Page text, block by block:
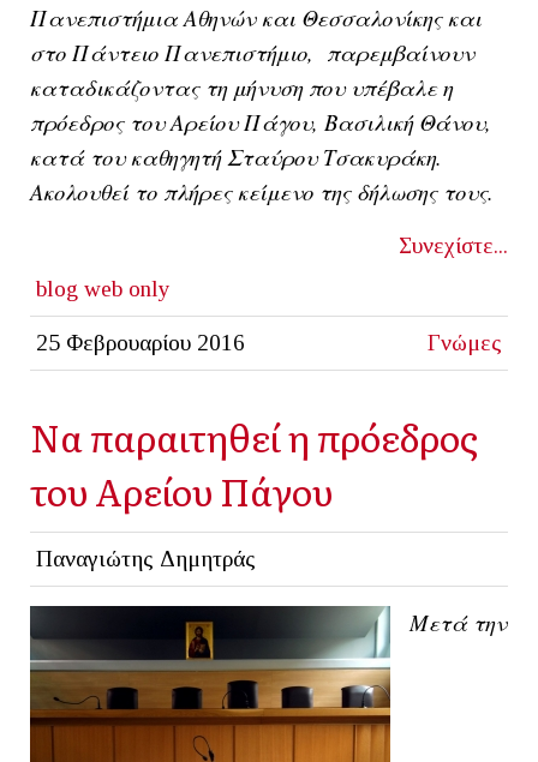
Πανεπιστήμια Αθηνών και Θεσσαλονίκης και
στο Πάντειο Πανεπιστήμιο, παρεμβαίνουν
καταδικάζοντας τη μήνυση που υπέβαλε η
πρόεδρος του Αρείου Πάγου, Βασιλική Θάνου,
κατά του καθηγητή Σταύρου Τσακυράκη.
Ακολουθεί το πλήρες κείμενο της δήλωσης τους.
Συνεχίστε...
blog web only
25 Φεβρουαρίου 2016 Γνώμες
Να παραιτηθεί η πρόεδρος
του Αρείου Πάγου
Παναγιώτης Δημητράς
Μετά την